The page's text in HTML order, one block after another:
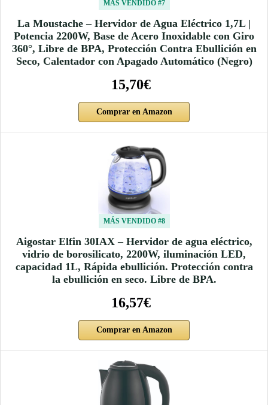
MÁS VENDIDO #7
La Moustache – Hervidor de Agua Eléctrico 1,7L |
Potencia 2200W, Base de Acero Inoxidable con Giro
360°, Libre de BPA, Protección Contra Ebullición en
Seco, Calentador con Apagado Automático (Negro)
15,70€
Comprar en Amazon
MÁS VENDIDO #8
Aigostar Elfin 30IAX – Hervidor de agua eléctrico,
vidrio de borosilicato, 2200W, iluminación LED,
capacidad 1L, Rápida ebullición. Protección contra
la ebullición en seco. Libre de BPA.
16,57€
Comprar en Amazon